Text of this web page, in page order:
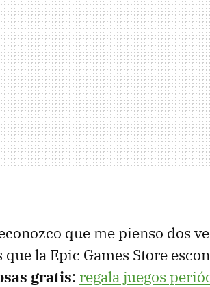
que me pienso dos
que la Epic Games Store
gratis: regala juegos